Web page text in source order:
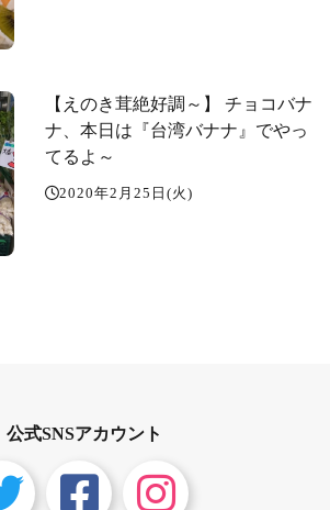
【えのき茸絶好調～️】 チョコバナ
ナ、本日は『台湾バナナ』でやっ
てるよ～️
2020年2月25日(火)
公式SNSアカウント